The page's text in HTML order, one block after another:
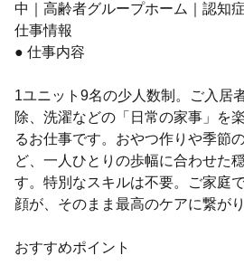
中｜高齢者グループホーム｜認知
仕事情報
● 仕事内容
1ユニット9名の少人数制。ご入居
除、洗濯などの「日常の家事」を
るお仕事です。おやつ作りや季節
ど、一人ひとりの歩幅に合わせた
す。特別なスキルは不要。ご家庭
顔が、そのまま最高のケアに繋がり
おすすめポイント